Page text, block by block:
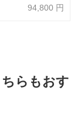
94,800 円
らもおす